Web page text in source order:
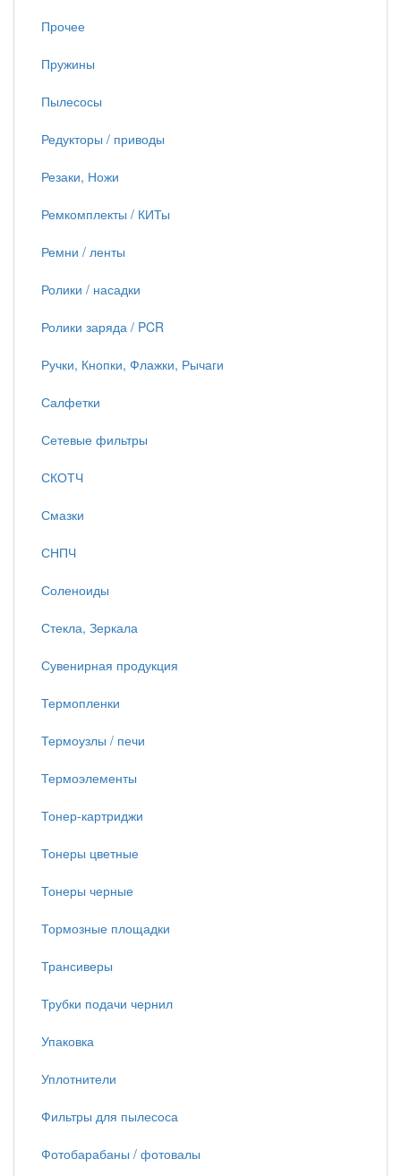
Прочее
Пружины
Пылесосы
Редукторы / приводы
Резаки, Ножи
Ремкомплекты / КИТы
Ремни / ленты
Ролики / насадки
Ролики заряда / PCR
Ручки, Кнопки, Флажки, Рычаги
Салфетки
Сетевые фильтры
СКОТЧ
Смазки
СНПЧ
Соленоиды
Стекла, Зеркала
Сувенирная продукция
Термопленки
Термоузлы / печи
Термоэлементы
Тонер-картриджи
Тонеры цветные
Тонеры черные
Тормозные площадки
Трансиверы
Трубки подачи чернил
Упаковка
Уплотнители
Фильтры для пылесоса
Фотобарабаны / фотовалы